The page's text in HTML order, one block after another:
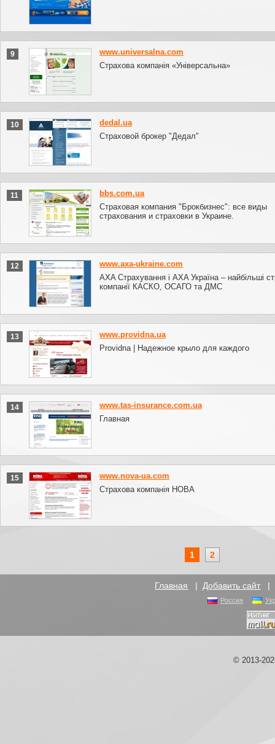
9
www.universalna.com
Страхова компанія «Універсальна»
10
dedal.ua
Страховой брокер "Дедал"
11
bbs.com.ua
Страховая компания "Брокбизнес": все виды
страхования и страховки в Украине.
12
www.axa-ukraine.com
AXA Страхування і AXA Україна – найбільші
компанії КАСКО, ОСАГО та ДМС
13
www.providna.ua
Providna | Надежное крыло для каждого
14
www.tas-insurance.com.ua
Главная
15
www.nova-ua.com
Страхова компанія НОВА
1 2
Главная | Добавить сайт |
Россия
© 2013-